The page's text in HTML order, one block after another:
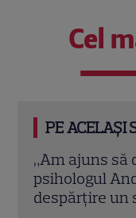
Cel
PE ACELAȘI
Eva Pavel nu
emisiunii
un nou sezon